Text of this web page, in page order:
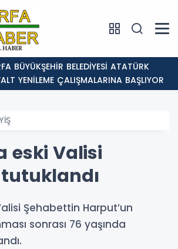
YENİLEME ÇALIŞMALARINA BAŞLIYOR
eski Valisi
Şehabettin Harput’un
sonrası 76 yaşında